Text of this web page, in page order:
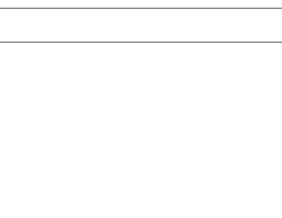
veröffentlicht wurden